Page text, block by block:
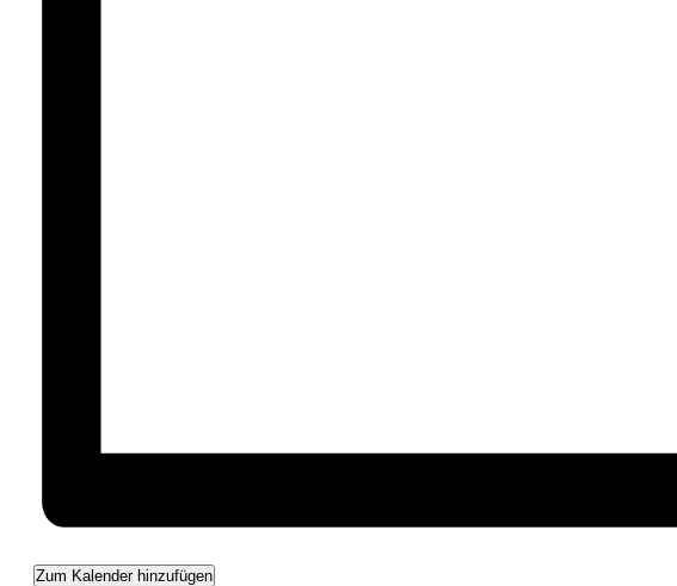
Zum Kalender hinzufügen